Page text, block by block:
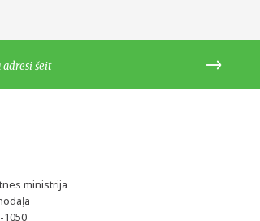
ministrija
1050